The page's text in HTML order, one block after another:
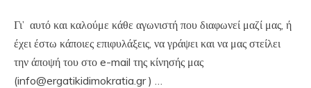
Γι’ αυτό και καλούμε κάθε αγωνιστή που διαφωνεί μαζί μας, ή
έχει έστω κάποιες επιφυλάξεις, να γράψει και να μας στείλει
την άποψή του στο e-mail της κίνησής μας
(info@ergatikidimokratia.gr ) …